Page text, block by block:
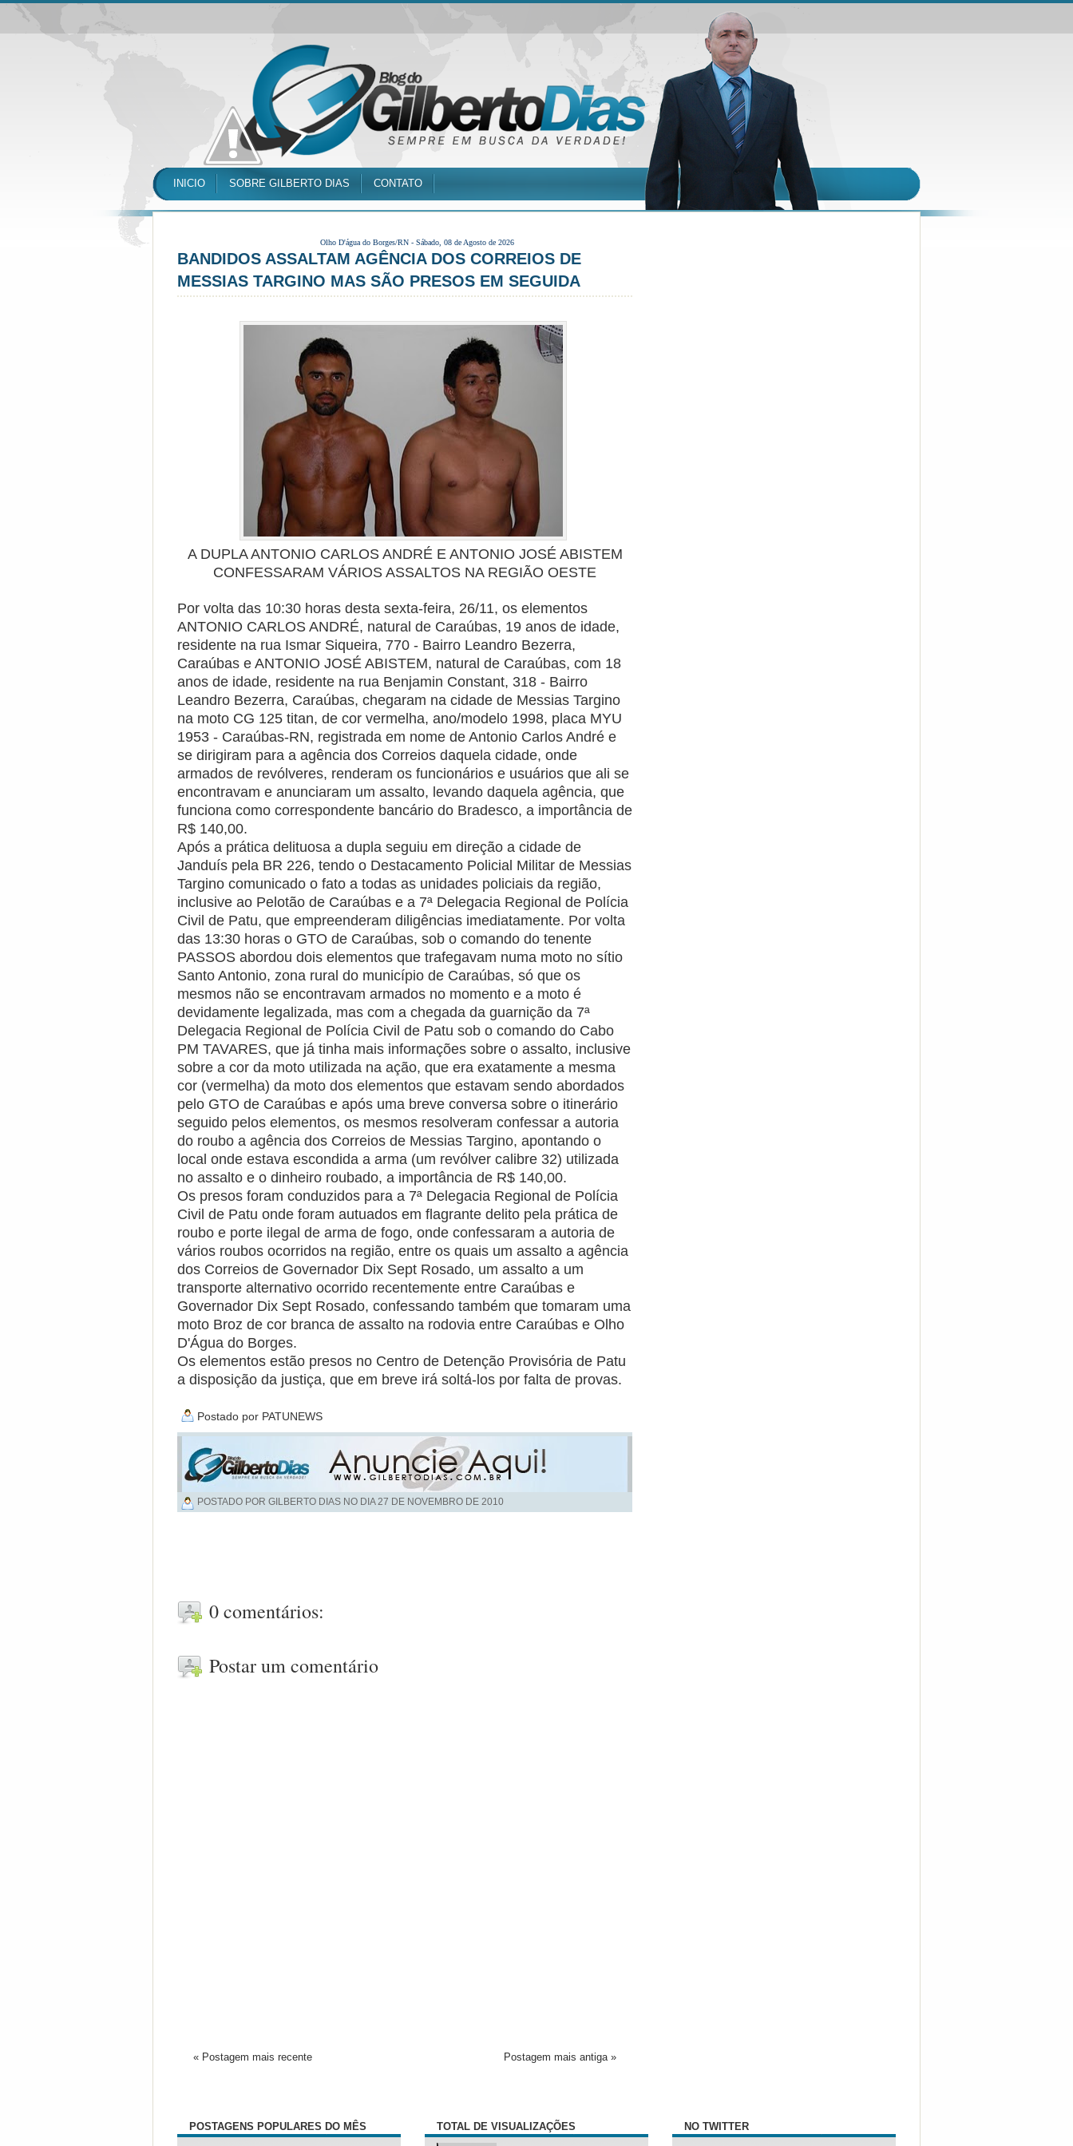
INICIO SOBRE GILBERTO DIAS CONTATO
Olho D'água do Borges/RN - Sábado, 08 de Agosto de 2026
BANDIDOS ASSALTAM AGÊNCIA DOS CORREIOS DE
MESSIAS TARGINO MAS SÃO PRESOS EM SEGUIDA
A DUPLA ANTONIO CARLOS ANDRÉ E ANTONIO JOSÉ ABISTEM
CONFESSARAM VÁRIOS ASSALTOS NA REGIÃO OESTE
Por volta das 10:30 horas desta sexta-feira, 26/11, os elementos
ANTONIO CARLOS ANDRÉ, natural de Caraúbas, 19 anos de idade,
residente na rua Ismar Siqueira, 770 - Bairro Leandro Bezerra,
Caraúbas e ANTONIO JOSÉ ABISTEM, natural de Caraúbas, com 18
anos de idade, residente na rua Benjamin Constant, 318 - Bairro
Leandro Bezerra, Caraúbas, chegaram na cidade de Messias Targino
na moto CG 125 titan, de cor vermelha, ano/modelo 1998, placa MYU
1953 - Caraúbas-RN, registrada em nome de Antonio Carlos André e
se dirigiram para a agência dos Correios daquela cidade, onde
armados de revólveres, renderam os funcionários e usuários que ali se
encontravam e anunciaram um assalto, levando daquela agência, que
funciona como correspondente bancário do Bradesco, a importância de
R$ 140,00.
Após a prática delituosa a dupla seguiu em direção a cidade de
Janduís pela BR 226, tendo o Destacamento Policial Militar de Messias
Targino comunicado o fato a todas as unidades policiais da região,
inclusive ao Pelotão de Caraúbas e a 7ª Delegacia Regional de Polícia
Civil de Patu, que empreenderam diligências imediatamente. Por volta
das 13:30 horas o GTO de Caraúbas, sob o comando do tenente
PASSOS abordou dois elementos que trafegavam numa moto no sítio
Santo Antonio, zona rural do município de Caraúbas, só que os
mesmos não se encontravam armados no momento e a moto é
devidamente legalizada, mas com a chegada da guarnição da 7ª
Delegacia Regional de Polícia Civil de Patu sob o comando do Cabo
PM TAVARES, que já tinha mais informações sobre o assalto, inclusive
sobre a cor da moto utilizada na ação, que era exatamente a mesma
cor (vermelha) da moto dos elementos que estavam sendo abordados
pelo GTO de Caraúbas e após uma breve conversa sobre o itinerário
seguido pelos elementos, os mesmos resolveram confessar a autoria
do roubo a agência dos Correios de Messias Targino, apontando o
local onde estava escondida a arma (um revólver calibre 32) utilizada
no assalto e o dinheiro roubado, a importância de R$ 140,00.
Os presos foram conduzidos para a 7ª Delegacia Regional de Polícia
Civil de Patu onde foram autuados em flagrante delito pela prática de
roubo e porte ilegal de arma de fogo, onde confessaram a autoria de
vários roubos ocorridos na região, entre os quais um assalto a agência
dos Correios de Governador Dix Sept Rosado, um assalto a um
transporte alternativo ocorrido recentemente entre Caraúbas e
Governador Dix Sept Rosado, confessando também que tomaram uma
moto Broz de cor branca de assalto na rodovia entre Caraúbas e Olho
D'Água do Borges.
Os elementos estão presos no Centro de Detenção Provisória de Patu
a disposição da justiça, que em breve irá soltá-los por falta de provas.
Postado por PATUNEWS
POSTADO POR GILBERTO DIAS NO DIA 27 DE NOVEMBRO DE 2010
0 comentários:
Postar um comentário
« Postagem mais recente Postagem mais antiga »
POSTAGENS POPULARES DO MÊS TOTAL DE VISUALIZAÇÕES NO TWITTER